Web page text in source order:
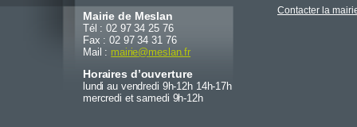
Mairie de Meslan
Tél : 02 97 34 25 76
Fax : 02 97 34 31 76
Mail : mairie@meslan.fr
Horaires d’ouverture
lundi au vendredi 9h-12h 14h-17h
mercredi et samedi 9h-12h
Contacter la